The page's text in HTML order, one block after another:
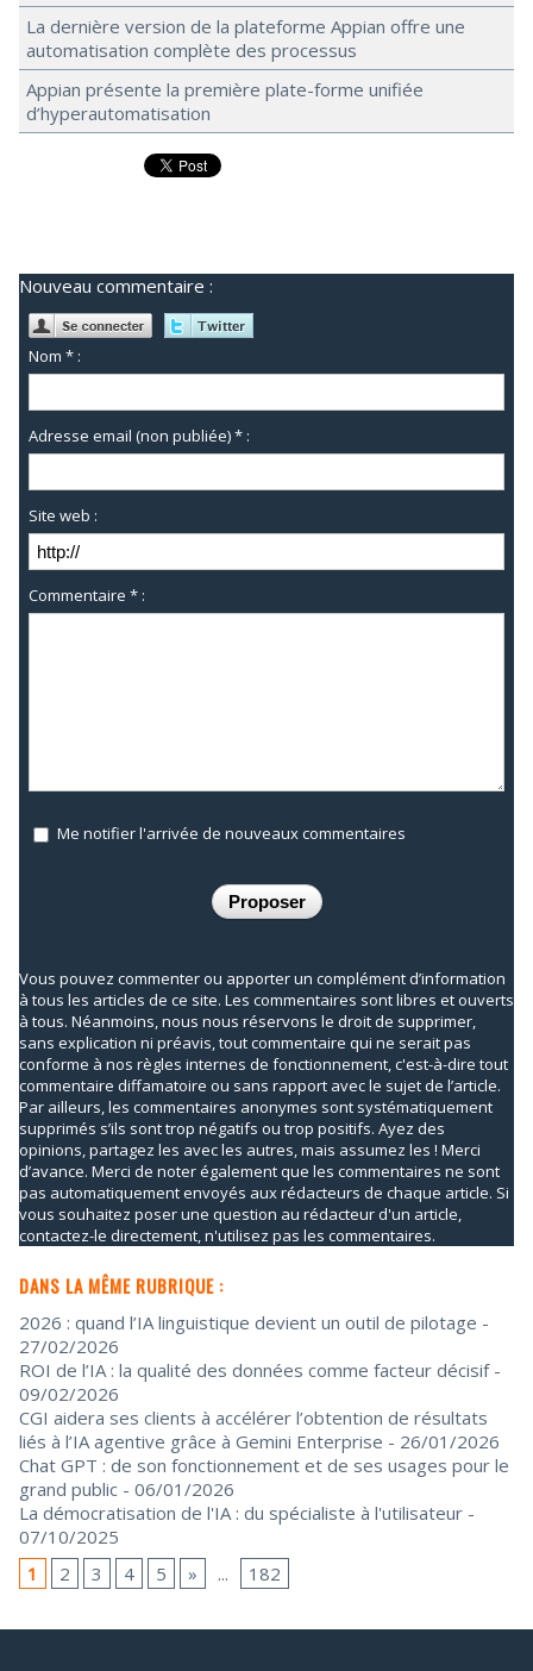
La dernière version de la plateforme Appian offre une
automatisation complète des processus
Appian présente la première plate-forme unifiée
d’hyperautomatisation
Nouveau commentaire :
Nom * :
Adresse email (non publiée) * :
Site web :
Commentaire * :
Me notifier l'arrivée de nouveaux commentaires
Vous pouvez commenter ou apporter un complément d’information
à tous les articles de ce site. Les commentaires sont libres et ouverts
à tous. Néanmoins, nous nous réservons le droit de supprimer,
sans explication ni préavis, tout commentaire qui ne serait pas
conforme à nos règles internes de fonctionnement, c'est-à-dire tout
commentaire diffamatoire ou sans rapport avec le sujet de l’article.
Par ailleurs, les commentaires anonymes sont systématiquement
supprimés s’ils sont trop négatifs ou trop positifs. Ayez des
opinions, partagez les avec les autres, mais assumez les ! Merci
d’avance. Merci de noter également que les commentaires ne sont
pas automatiquement envoyés aux rédacteurs de chaque article. Si
vous souhaitez poser une question au rédacteur d'un article,
contactez-le directement, n'utilisez pas les commentaires.
DANS LA MÊME RUBRIQUE :
2026 : quand l’IA linguistique devient un outil de pilotage -
27/02/2026
ROI de l’IA : la qualité des données comme facteur décisif -
09/02/2026
CGI aidera ses clients à accélérer l’obtention de résultats
liés à l’IA agentive grâce à Gemini Enterprise - 26/01/2026
Chat GPT : de son fonctionnement et de ses usages pour le
grand public - 06/01/2026
La démocratisation de l'IA : du spécialiste à l'utilisateur -
07/10/2025
1
2 3 4 5 » ... 182